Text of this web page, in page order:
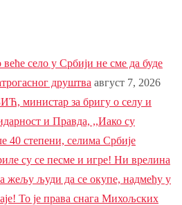
село у Србији не сме да буде
друштва август 7, 2026
за бригу о селу и
и Правда, ,,Иако су
40 степени, селима Србије
су се песме и игре! Ни врелина
жељу људи да се окупе, надмећу у
То је права снага Михољских